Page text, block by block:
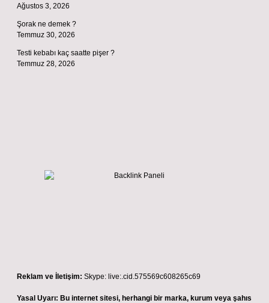
Ağustos 3, 2026
Şorak ne demek ?
Temmuz 30, 2026
Testi kebabı kaç saatte pişer ?
Temmuz 28, 2026
Reklam ve İletişim: Skype: live:.cid.575569c608265c69
Yasal Uyarı: Bu internet sitesi, herhangi bir marka, kurum veya şahıs